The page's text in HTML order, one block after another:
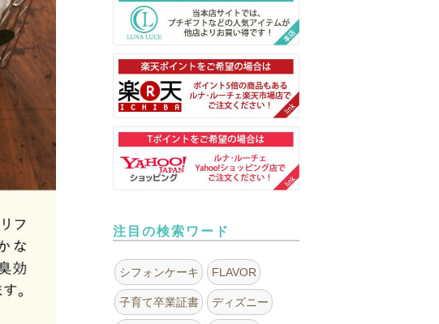
注目の検索ワード
シフォンケーキ FLAVOR
子育て卒業証書 ディズニー